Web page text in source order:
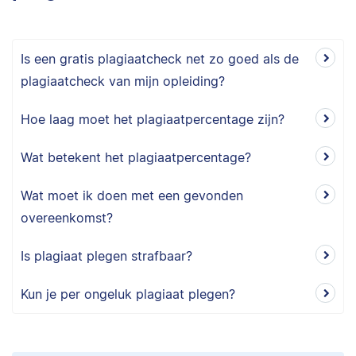
Is een gratis plagiaatcheck net zo goed als de
plagiaatcheck van mijn opleiding?
Hoe laag moet het plagiaatpercentage zijn?
Wat betekent het plagiaatpercentage?
Wat moet ik doen met een gevonden
overeenkomst?
Is plagiaat plegen strafbaar?
Kun je per ongeluk plagiaat plegen?